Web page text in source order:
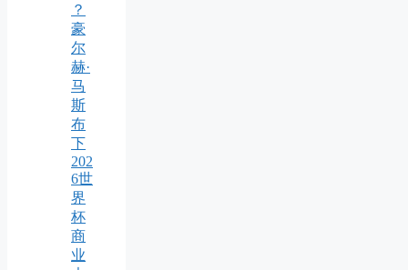
？
豪
尔
赫·
马
斯
布
下
202
6世
界
杯
商
业